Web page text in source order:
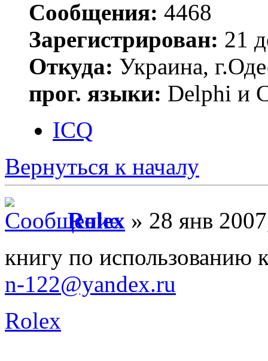
Сообщения: 4468
Зарегистрирован: 21
Откуда: Украина,
прог. языки: Delphi и
ICQ
Вернуться к началу
Rolex » 28 янв
книгу по использованию
n-122@yandex.ru
Rolex